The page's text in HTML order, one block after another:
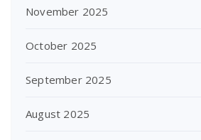
November 2025
October 2025
September 2025
August 2025